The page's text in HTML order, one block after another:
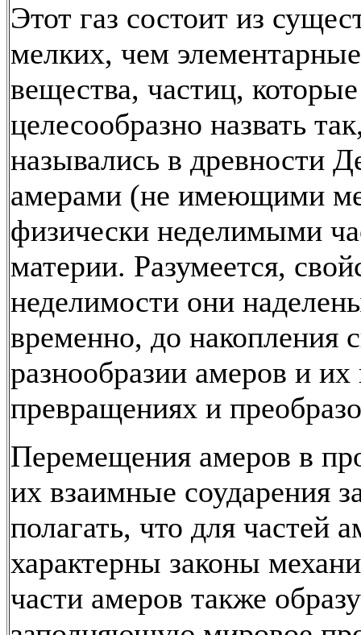
Этот газ состоит из
мелких, чем
вещества, частиц, которые
целесообразно назвать
назывались в древности
амерами (не имеющими
физически неделимыми
материи. Разумеется,
неделимости они
временно, до накопления
разнообразии амеров и
превращениях и
Перемещения амеров в
их взаимные соударения
полагать, что для частей
характерны законы
части амеров также